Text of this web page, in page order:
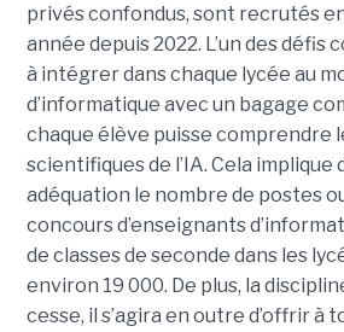
privés confondus, sont recrutés
année depuis 2022. L’un des défis
à intégrer dans chaque lycée au
d’informatique avec un bagage
chaque élève puisse comprendre
scientifiques de l’IA. Cela
adéquation le nombre de postes
concours d’enseignants
de classes de seconde dans les
environ 19 000. De plus, la
cesse, il s’agira en outre d’offrir à